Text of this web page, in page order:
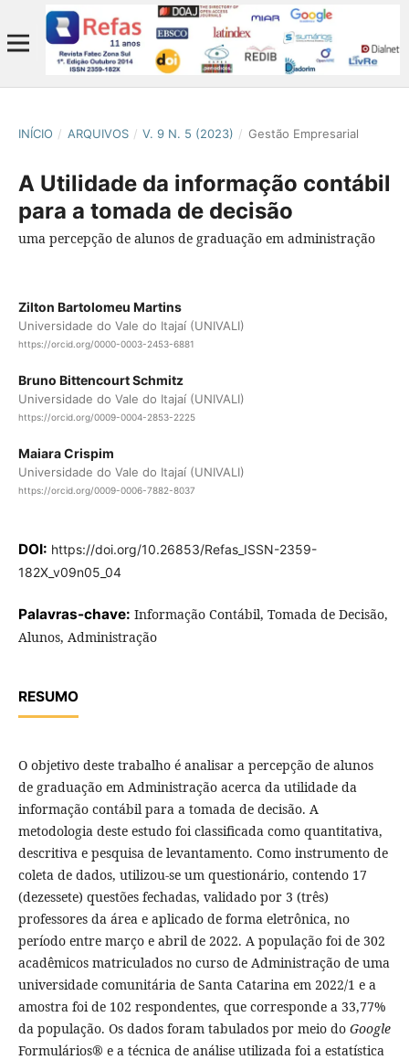
INÍCIO / ARQUIVOS / V. 9 N. 5 (2023) / Gestão Empresarial
A Utilidade da informação contábil
para a tomada de decisão
uma percepção de alunos de graduação em administração
Zilton Bartolomeu Martins
Universidade do Vale do Itajaí (UNIVALI)
https://orcid.org/0000-0003-2453-6881
Bruno Bittencourt Schmitz
Universidade do Vale do Itajaí (UNIVALI)
https://orcid.org/0009-0004-2853-2225
Maiara Crispim
Universidade do Vale do Itajaí (UNIVALI)
https://orcid.org/0009-0006-7882-8037
DOI: https://doi.org/10.26853/Refas_ISSN-2359-
182X_v09n05_04
Palavras-chave: Informação Contábil, Tomada de Decisão,
Alunos, Administração
RESUMO
O objetivo deste trabalho é analisar a percepção de alunos
de graduação em Administração acerca da utilidade da
informação contábil para a tomada de decisão. A
metodologia deste estudo foi classificada como quantitativa,
descritiva e pesquisa de levantamento. Como instrumento de
coleta de dados, utilizou-se um questionário, contendo 17
(dezessete) questões fechadas, validado por 3 (três)
professores da área e aplicado de forma eletrônica, no
período entre março e abril de 2022. A população foi de 302
acadêmicos matriculados no curso de Administração de uma
universidade comunitária de Santa Catarina em 2022/1 e a
amostra foi de 102 respondentes, que corresponde a 33,77%
da população. Os dados foram tabulados por meio do Google
Formulários® e a técnica de análise utilizada foi a estatística